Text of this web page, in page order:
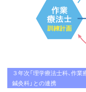
３年次「理学療法士科、作
鍼灸科」との連携